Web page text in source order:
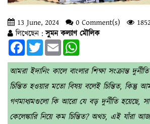
13 June, 2024 0 Comment(s)
লিখেছেন :সুমন কল্যাণ মৌলিক
FacebookTwitterEmail
আমরা ইদানিং কালে বাংলার শিক্ষা সংক্রান্ত
চিন্তিত হওয়ার মতো বিষয় বলেই চিন্তিত, কিন্তু
গণমাধ্যমগুলো কি আরো যে বড় দুর্নীতি হয়েছে,
কেলেঙ্কারি নিয়ে কম চিন্তিত? অথচ, এই যাঁরা